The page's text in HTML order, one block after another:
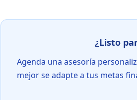
¿Listo
Agenda una asesoría
mejor se adapte a tus metas